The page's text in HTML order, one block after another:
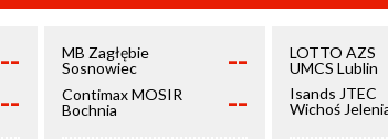
--
--
MB Zagłębie
Sosnowiec
--
Contimax MOSIR
Bochnia
--
LOTTO AZS
UMCS Lublin
Isands JTEC
Wichoś